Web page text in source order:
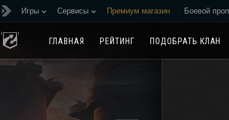
Игры Сервисы Премиум магазин Боевой
ГЛАВНАЯ РЕЙТИНГ ПОДОБРАТЬ КЛАН